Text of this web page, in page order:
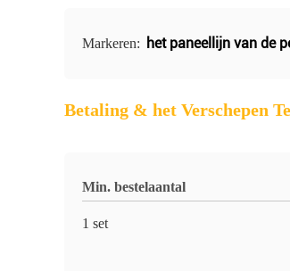
Markeren: het paneellijn van de
Betaling & het Verschepen
Min. bestelaantal
1 set